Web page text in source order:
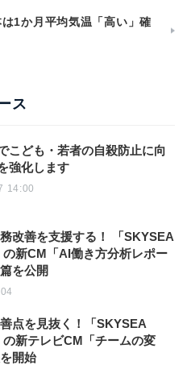
1か月平均気温「高い」確
ス
こども・若者の自殺防止に向
強化します
14:00
改善を支援する！ 「SKYSEA
新CM「AI働き方分析レポー
を公開
点を見抜く！「SKYSEA
新テレビCM「チームの変
開始